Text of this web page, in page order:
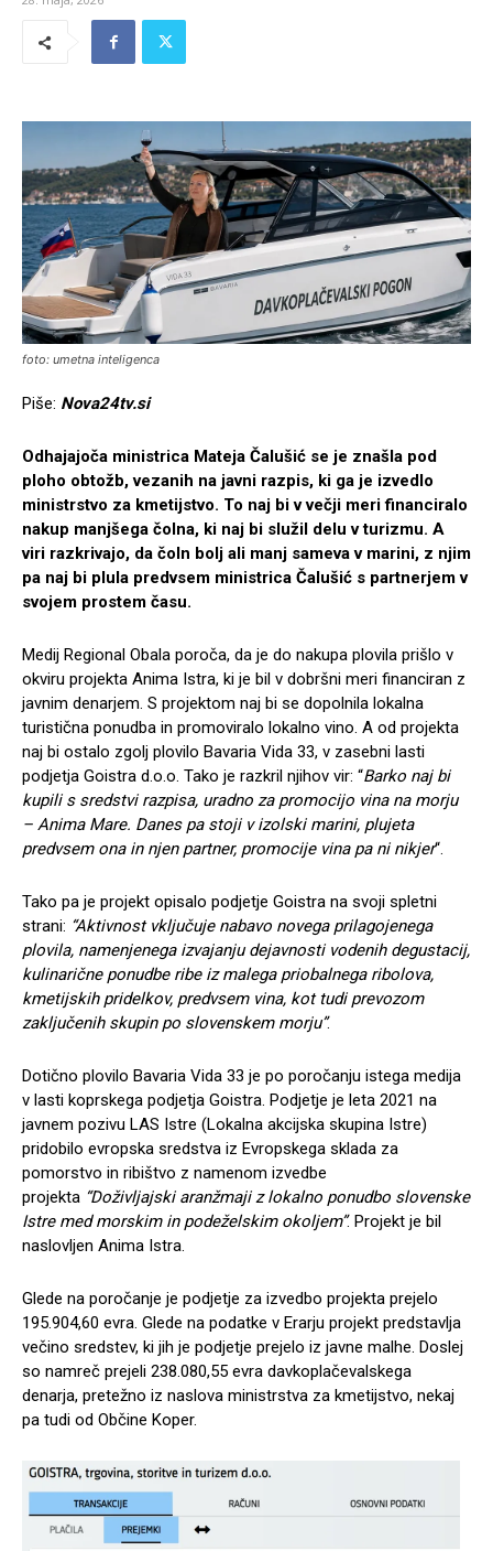
foto: umetna inteligenca
Piše: Nova24tv.si
Odhajajoča ministrica Mateja Čalušić se je znašla pod
ploho obtožb, vezanih na javni razpis, ki ga je izvedlo
ministrstvo za kmetijstvo. To naj bi v večji meri financiralo
nakup manjšega čolna, ki naj bi služil delu v turizmu. A
viri razkrivajo, da čoln bolj ali manj sameva v marini, z njim
pa naj bi plula predvsem ministrica Čalušić s partnerjem v
svojem prostem času.
Medij Regional Obala poroča, da je do nakupa plovila prišlo v
okviru projekta Anima Istra, ki je bil v dobršni meri financiran z
javnim denarjem. S projektom naj bi se dopolnila lokalna
turistična ponudba in promoviralo lokalno vino. A od projekta
naj bi ostalo zgolj plovilo Bavaria Vida 33, v zasebni lasti
podjetja Goistra d.o.o. Tako je razkril njihov vir: “Barko naj bi
kupili s sredstvi razpisa, uradno za promocijo vina na morju
– Anima Mare. Danes pa stoji v izolski marini, plujeta
predvsem ona in njen partner, promocije vina pa ni nikjer“.
Tako pa je projekt opisalo podjetje Goistra na svoji spletni
strani: “Aktivnost vključuje nabavo novega prilagojenega
plovila, namenjenega izvajanju dejavnosti vodenih degustacij,
kulinarične ponudbe ribe iz malega priobalnega ribolova,
kmetijskih pridelkov, predvsem vina, kot tudi prevozom
zaključenih skupin po slovenskem morju”.
Dotično plovilo Bavaria Vida 33 je po poročanju istega medija
v lasti koprskega podjetja Goistra. Podjetje je leta 2021 na
javnem pozivu LAS Istre (Lokalna akcijska skupina Istre)
pridobilo evropska sredstva iz Evropskega sklada za
pomorstvo in ribištvo z namenom izvedbe
projekta “Doživljajski aranžmaji z lokalno ponudbo slovenske
Istre med morskim in podeželskim okoljem”. Projekt je bil
naslovljen Anima Istra.
Glede na poročanje je podjetje za izvedbo projekta prejelo
195.904,60 evra. Glede na podatke v Erarju projekt predstavlja
večino sredstev, ki jih je podjetje prejelo iz javne malhe. Doslej
so namreč prejeli 238.080,55 evra davkoplačevalskega
denarja, pretežno iz naslova ministrstva za kmetijstvo, nekaj
pa tudi od Občine Koper.